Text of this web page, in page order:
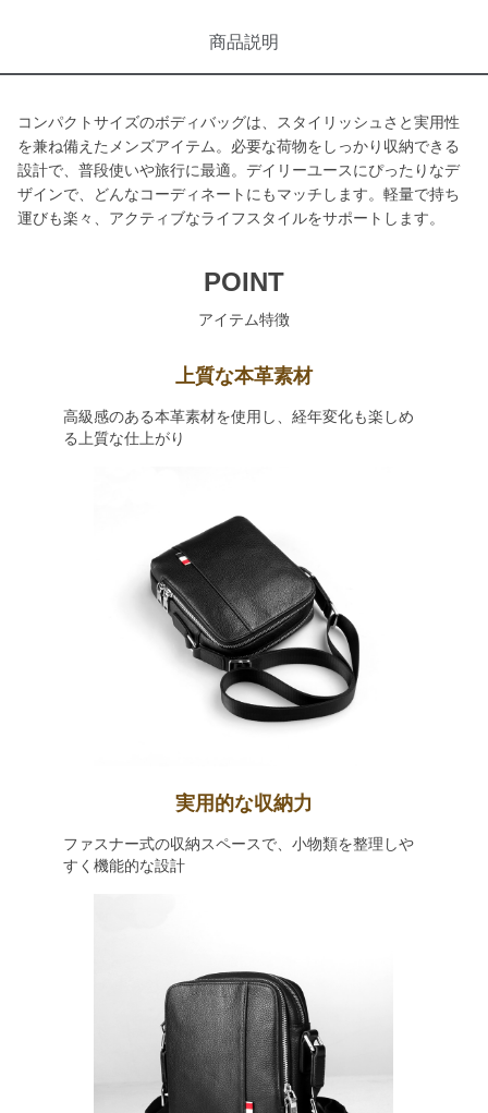
商品説明
コンパクトサイズのボディバッグは、スタイリッシュさと実用性
を兼ね備えたメンズアイテム。必要な荷物をしっかり収納できる
設計で、普段使いや旅行に最適。デイリーユースにぴったりなデ
ザインで、どんなコーディネートにもマッチします。軽量で持ち
運びも楽々、アクティブなライフスタイルをサポートします。
POINT
アイテム特徴
上質な本革素材
高級感のある本革素材を使用し、経年変化も楽しめ
る上質な仕上がり
実用的な収納力
ファスナー式の収納スペースで、小物類を整理しや
すく機能的な設計